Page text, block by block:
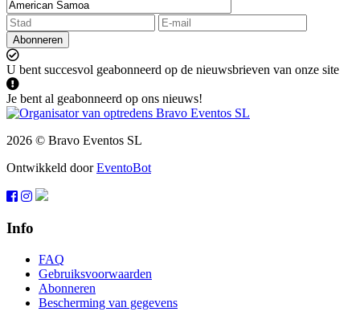
Abonneren
U bent succesvol geabonneerd op de nieuwsbrieven van onze site
Je bent al geabonneerd op ons nieuws!
2026 © Bravo Eventos SL
Ontwikkeld doorEventoBot
Info
FAQ
Gebruiksvoorwaarden
Abonneren
Bescherming van gegevens